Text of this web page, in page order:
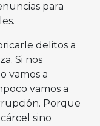
para
delitos a
Si nos
vamos a
vamos a
Porque
sino